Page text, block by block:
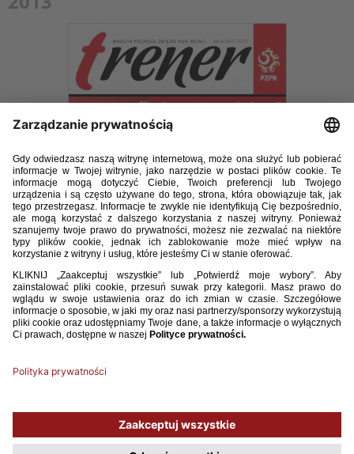
Trener-06-2017-2.pdf
Używamy plików cookies, aby ułatwić Ci korzystanie z naszego serwisu
oraz do celów statystycznych. Jeśli nie blokujesz tych plików, to zgadzasz